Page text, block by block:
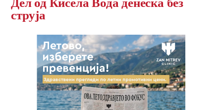
Дел од Кисела Вода денеска без
струја